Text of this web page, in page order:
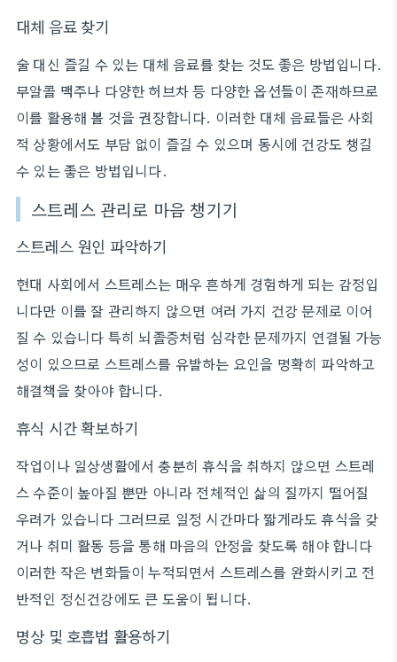
대체 음료 찾기
술 대신 즐길 수 있는 대체 음료를 찾는 것도 좋은 방법입니다.
무알콜 맥주나 다양한 허브차 등 다양한 옵션들이 존재하므로
이를 활용해 볼 것을 권장합니다. 이러한 대체 음료들은 사회
적 상황에서도 부담 없이 즐길 수 있으며 동시에 건강도 챙길
수 있는 좋은 방법입니다.
스트레스 관리로 마음 챙기기
스트레스 원인 파악하기
현대 사회에서 스트레스는 매우 흔하게 경험하게 되는 감정입
니다만 이를 잘 관리하지 않으면 여러 가지 건강 문제로 이어
질 수 있습니다 특히 뇌졸증처럼 심각한 문제까지 연결될 가능
성이 있으므로 스트레스를 유발하는 요인을 명확히 파악하고
해결책을 찾아야 합니다.
휴식 시간 확보하기
작업이나 일상생활에서 충분히 휴식을 취하지 않으면 스트레
스 수준이 높아질 뿐만 아니라 전체적인 삶의 질까지 떨어질
우려가 있습니다 그러므로 일정 시간마다 짧게라도 휴식을 갖
거나 취미 활동 등을 통해 마음의 안정을 찾도록 해야 합니다
이러한 작은 변화들이 누적되면서 스트레스를 완화시키고 전
반적인 정신건강에도 큰 도움이 됩니다.
명상 및 호흡법 활용하기